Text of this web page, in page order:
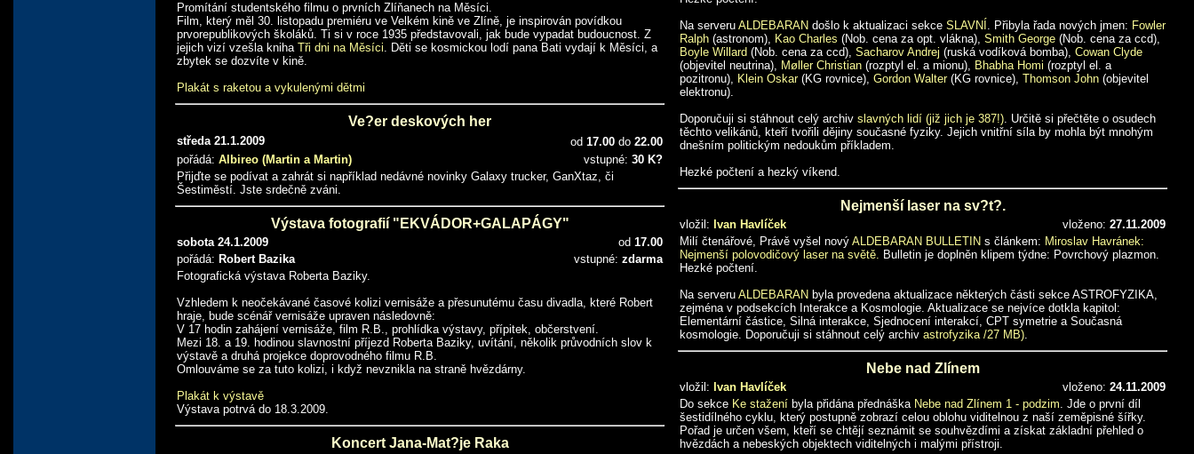
Promítání studentského filmu o prvních Zlíňanech na Měsíci.
Film, který měl 30. listopadu premiéru ve Velkém kině ve Zlíně, je inspirován povídkou
prvorepublikových školáků. Ti si v roce 1935 představovali, jak bude vypadat budoucnost. Z
jejich vizí vzešla kniha Tři dni na Měsíci . Děti se kosmickou lodí pana Bati vydají k Měsíci, a
zbytek se dozvíte v kině.
Plakát s raketou a vykulenými dětmi
Ve?er deskových her
středa 21.1.2009 od 17.00 do 22.00
pořádá: Albireo (Martin a Martin) vstupné: 30 K?
Přijďte se podívat a zahrát si například nedávné novinky Galaxy trucker, GanXtaz, či
Šestiměstí. Jste srdečně zváni.
Výstava fotografií "EKVÁDOR+GALAPÁGY"
sobota 24.1.2009 od 17.00
pořádá: Robert Bazika vstupné: zdarma
Fotografická výstava Roberta Baziky.
Vzhledem k neočekávané časové kolizi vernisáže a přesunutému času divadla, které Robert
hraje, bude scénář vernisáže upraven následovně:
V 17 hodin zahájení vernisáže, film R.B., prohlídka výstavy, přípitek, občerstvení.
Mezi 18. a 19. hodinou slavnostní příjezd Roberta Baziky, uvítání, několik průvodních slov k
výstavě a druhá projekce doprovodného filmu R.B.
Omlouváme se za tuto kolizi, i když nevznikla na straně hvězdárny.
Plakát k výstavě
Výstava potrvá do 18.3.2009.
Koncert Jana-Mat?je Raka
Na serveru ALDEBARAN došlo k aktualizaci sekce SLAVNÍ . Přibyla řada nových jmen: Fowler
Ralph (astronom), Kao Charles (Nob. cena za opt. vlákna), Smith George (Nob. cena za ccd),
Boyle Willard (Nob. cena za ccd), Sacharov Andrej (ruská vodíková bomba), Cowan Clyde
(objevitel neutrina), Møller Christian (rozptyl el. a mionu), Bhabha Homi (rozptyl el. a
pozitronu), Klein Oskar(KG rovnice), Gordon Walter(KG rovnice), Thomson John (objevitel
elektronu).
Doporučuji si stáhnout celý archiv slavných lidí (již jich je 387!) . Určitě si přečtěte o osudech
těchto velikánů, kteří tvořili dějiny současné fyziky. Jejich vnitřní síla by mohla být mnohým
dnešním politickým nedoukům příkladem.
Hezké počtení a hezký víkend.
Nejmenší laser na sv?t?.
vložil: Ivan Havlíček vloženo: 27.11.2009
Milí čtenářové, Právě vyšel nový ALDEBARAN BULLETIN s článkem: Miroslav Havránek:
Nejmenší polovodičový laser na světě. Bulletin je doplněn klipem týdne: Povrchový plazmon.
Hezké počtení.
Na serveru ALDEBARAN byla provedena aktualizace některých části sekce ASTROFYZIKA,
zejména v podsekcích Interakce a Kosmologie. Aktualizace se nejvíce dotkla kapitol:
Elementární částice, Silná interakce, Sjednocení interakcí, CPT symetrie a Současná
kosmologie. Doporučuji si stáhnout celý archiv astrofyzika /27 MB)
Nebe nad Zlínem
vložil: Ivan Havlíček vloženo: 24.11.2009
Do sekce Ke stažení byla přidána přednáška Nebe nad Zlínem 1 - podzim . Jde o první díl
šestidílného cyklu, který postupně zobrazí celou oblohu viditelnou z naší zeměpisné šířky.
Pořad je určen všem, kteří se chtějí seznámit se souhvězdími a získat základní přehled o
hvězdách a nebeských objektech viditelných i malými přístroji.